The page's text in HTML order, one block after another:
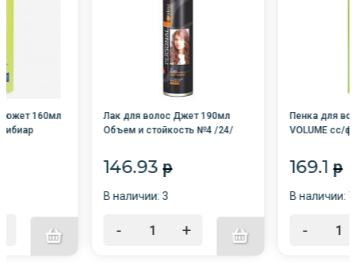
160мл
Лак для волос Джет 190мл
Объем и стойкость №4 /24/
146.93 p
В наличии: 3
- +
Пенка для
VOLUME сс/
169.1 p
В наличии: 7
-